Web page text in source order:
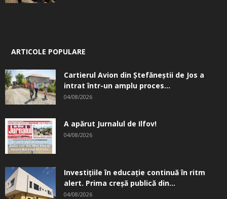
ARTICOLE POPULARE
Cartierul Avion din Ştefăneştii de Jos a
intrat într-un amplu proces...
04/08/2026
A apărut Jurnalul de Ilfov!
04/08/2026
Investițiile în educație continuă în ritm
alert. Prima creşă publică din...
04/08/2026